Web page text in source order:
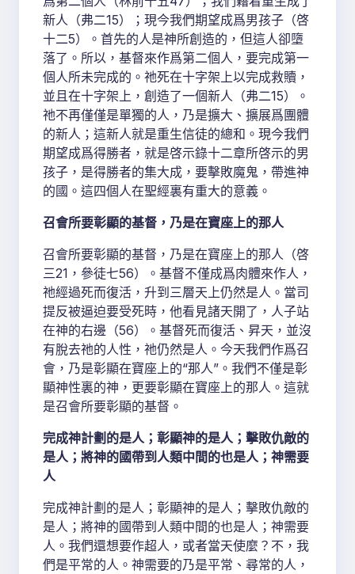
新人（弗二15）；現今我們期望成爲男孩子（啓
十二5）。首先的人是神所創造的，但這人卻墮
落了。所以，基督來作爲第二個人，要完成第一
個人所未完成的。祂死在十字架上以完成救贖，
並且在十字架上，創造了一個新人（弗二15）。
祂不再僅僅是單獨的人，乃是擴大、擴展爲團體
的新人；這新人就是重生信徒的總和。現今我們
期望成爲得勝者，就是啓示錄十二章所啓示的男
孩子，是得勝者的集大成，要擊敗魔鬼，帶進神
的國。這四個人在聖經裏有重大的意義。
召會所要彰顯的基督，乃是在寶座上的那人
召會所要彰顯的基督，乃是在寶座上的那人（啓
三21，參徒七56）。基督不僅成爲肉體來作人，
祂經過死而復活，升到三層天上仍然是人。當司
提反被逼迫要受死時，他看見諸天開了，人子站
在神的右邊（56）。基督死而復活、昇天，並沒
有脫去祂的人性，祂仍然是人。今天我們作爲召
會，乃是彰顯在寶座上的“那人”。我們不僅是彰
顯神性裏的神，更要彰顯在寶座上的那人。這就
是召會所要彰顯的基督。
完成神計劃的是人；彰顯神的是人；擊敗仇敵的
是人；將神的國帶到人類中間的也是人；神需要
人
完成神計劃的是人；彰顯神的是人；擊敗仇敵的
是人；將神的國帶到人類中間的也是人；神需要
人。我們還想要作超人，或者當天使麼？不，我
們是平常的人。神需要的乃是平常、尋常的人，